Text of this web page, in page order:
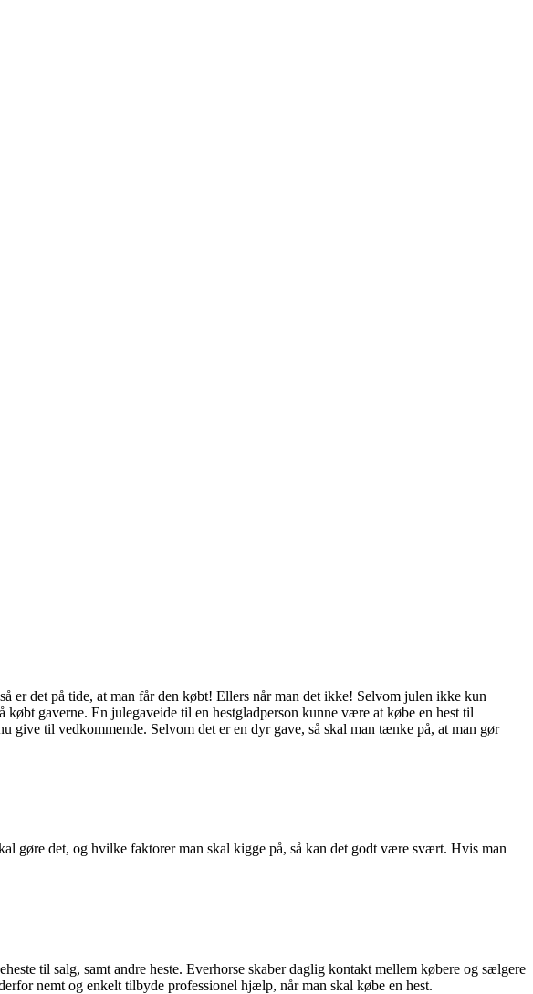
er det på tide, at man får den købt! Ellers når man det ikke! Selvom julen ikke kun
gaverne. En julegaveide til en hestgladperson kunne være at købe en hest til
give til vedkommende. Selvom det er en dyr gave, så skal man tænke på, at man gør
gøre det, og hvilke faktorer man skal kigge på, så kan det godt være svært. Hvis man
til salg, samt andre heste. Everhorse skaber daglig kontakt mellem købere og sælgere
nemt og enkelt tilbyde professionel hjælp, når man skal købe en hest.